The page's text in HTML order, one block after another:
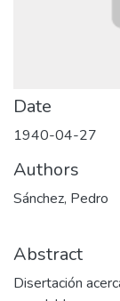
Date
1940-04-27
Authors
Sánchez, Pedro
Abstract
Disertación